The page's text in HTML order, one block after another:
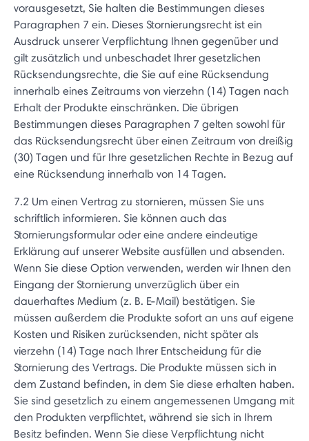
vorausgesetzt, Sie halten die Bestimmungen dieses
Paragraphen 7 ein. Dieses Stornierungsrecht ist ein
Ausdruck unserer Verpflichtung Ihnen gegenüber und
gilt zusätzlich und unbeschadet Ihrer gesetzlichen
Rücksendungsrechte, die Sie auf eine Rücksendung
innerhalb eines Zeitraums von vierzehn (14) Tagen nach
Erhalt der Produkte einschränken. Die übrigen
Bestimmungen dieses Paragraphen 7 gelten sowohl für
das Rücksendungsrecht über einen Zeitraum von dreißig
(30) Tagen und für Ihre gesetzlichen Rechte in Bezug auf
eine Rücksendung innerhalb von 14 Tagen.
7.2 Um einen Vertrag zu stornieren, müssen Sie uns
schriftlich informieren. Sie können auch das
Stornierungsformular oder eine andere eindeutige
Erklärung auf unserer Website ausfüllen und absenden.
Wenn Sie diese Option verwenden, werden wir Ihnen den
Eingang der Stornierung unverzüglich über ein
dauerhaftes Medium (z. B. E-Mail) bestätigen. Sie
müssen außerdem die Produkte sofort an uns auf eigene
Kosten und Risiken zurücksenden, nicht später als
vierzehn (14) Tage nach Ihrer Entscheidung für die
Stornierung des Vertrags. Die Produkte müssen sich in
dem Zustand befinden, in dem Sie diese erhalten haben.
Sie sind gesetzlich zu einem angemessenen Umgang mit
den Produkten verpflichtet, während sie sich in Ihrem
Besitz befinden. Wenn Sie diese Verpflichtung nicht